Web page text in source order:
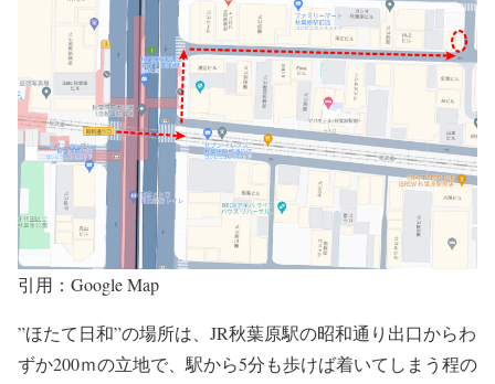
引用：Google Map
”ほたて日和”の場所は、 JR秋葉原駅の昭和通り出口からわ
ずか200ｍの立地で、 駅から5分も歩けば着いてしまう程の